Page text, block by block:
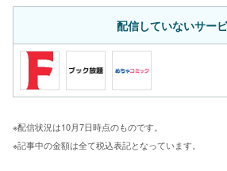
配信していないサー
※配信状況は10月7日時点のものです。
※記事中の金額は全て税込表記となっています。